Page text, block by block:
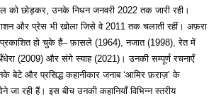
को छोड़कर, उनके निधन जनवरी 2022 तक जारी रही।
और प्रेस भी खोला जिसे वे 2011 तक चलाती रहीं। अफ़रा
हो चुके हैं– फ़ासले (1964), नजात (1998), रेत में
(2009) और संगे स्याह (2021)। उनकी सम्पूर्ण रचनाएँ
बेटे और प्रसिद्ध कहानीकार जनाब ‘आमिर फ़राज़’ के
जा रही हैं। इस बीच उनकी कहानियाँ विभिन्न स्तरीय